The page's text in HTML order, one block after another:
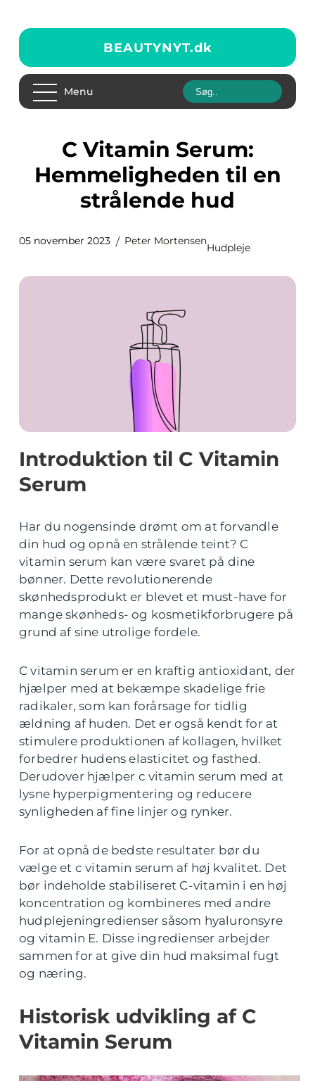
BEAUTYNYT.dk
Menu
C Vitamin Serum:
Hemmeligheden til en
strålende hud
05 november 2023 Peter Mortensen
Hudpleje
Introduktion til C Vitamin
Serum
Har du nogensinde drømt om at forvandle
din hud og opnå en strålende teint? C
vitamin serum kan være svaret på dine
bønner. Dette revolutionerende
skønhedsprodukt er blevet et must-have for
mange skønheds- og kosmetikforbrugere på
grund af sine utrolige fordele.
C vitamin serum er en kraftig antioxidant, der
hjælper med at bekæmpe skadelige frie
radikaler, som kan forårsage for tidlig
ældning af huden. Det er også kendt for at
stimulere produktionen af kollagen, hvilket
forbedrer hudens elasticitet og fasthed.
Derudover hjælper c vitamin serum med at
lysne hyperpigmentering og reducere
synligheden af fine linjer og rynker.
For at opnå de bedste resultater bør du
vælge et c vitamin serum af høj kvalitet. Det
bør indeholde stabiliseret C-vitamin i en høj
koncentration og kombineres med andre
hudplejeningredienser såsom hyaluronsyre
og vitamin E. Disse ingredienser arbejder
sammen for at give din hud maksimal fugt
og næring.
Historisk udvikling af C
Vitamin Serum